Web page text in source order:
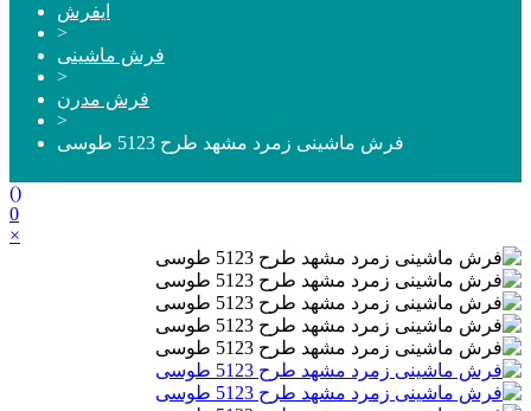
ایفرش
>
فرش ماشینی
>
فرش مدرن
>
فرش ماشینی زمرد مشهد طرح 5123 طوسی
()
0
×